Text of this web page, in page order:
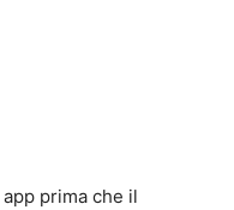
prima che il